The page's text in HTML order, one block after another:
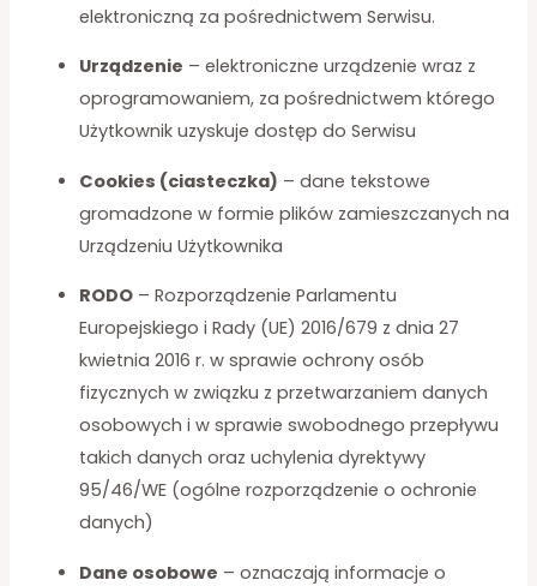
elektroniczną za pośrednictwem Serwisu.
Urządzenie – elektroniczne urządzenie wraz z
oprogramowaniem, za pośrednictwem którego
Użytkownik uzyskuje dostęp do Serwisu
Cookies (ciasteczka) – dane tekstowe
gromadzone w formie plików zamieszczanych na
Urządzeniu Użytkownika
RODO – Rozporządzenie Parlamentu
Europejskiego i Rady (UE) 2016/679 z dnia 27
kwietnia 2016 r. w sprawie ochrony osób
fizycznych w związku z przetwarzaniem danych
osobowych i w sprawie swobodnego przepływu
takich danych oraz uchylenia dyrektywy
95/46/WE (ogólne rozporządzenie o ochronie
danych)
Dane osobowe – oznaczają informacje o